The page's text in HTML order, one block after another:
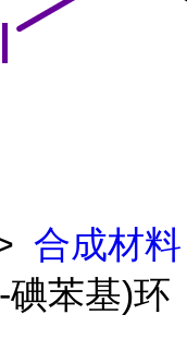
合成材料
碘苯基)环